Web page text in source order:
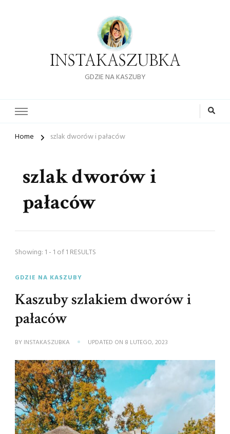
INSTAKASZUBKA
GDZIE NA KASZUBY
Home szlak dworów i pałaców
szlak dworów i
pałaców
Showing: 1 - 1 of 1 RESULTS
GDZIE NA KASZUBY
Kaszuby szlakiem dworów i
pałaców
BY INSTAKASZUBKA UPDATED ON 8 LUTEGO, 2023